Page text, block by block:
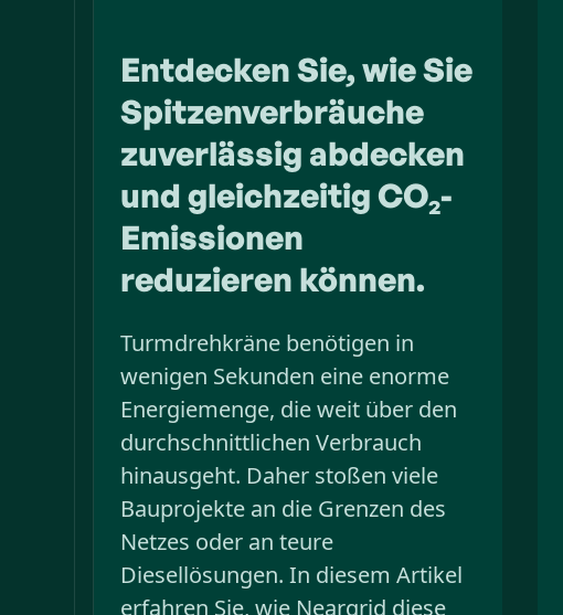
Entdecken Sie, wie Sie
Spitzenverbräuche
zuverlässig abdecken
und gleichzeitig CO₂-
Emissionen
reduzieren können.
Turmdrehkräne benötigen in
wenigen Sekunden eine enorme
Energiemenge, die weit über den
durchschnittlichen Verbrauch
hinausgeht. Daher stoßen viele
Bauprojekte an die Grenzen des
Netzes oder an teure
Diesellösungen. In diesem Artikel
erfahren Sie, wie Neargrid diese